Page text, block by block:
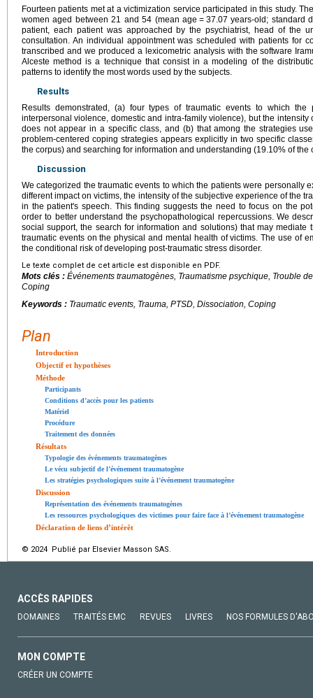
Fourteen patients met at a victimization service participated in this study.
women aged between 21 and 54 (mean age = 37.07 years-old; standard
patient, each patient was approached by the psychiatrist, head of the
consultation. An individual appointment was scheduled with patients for
transcribed and we produced a lexicometric analysis with the software
Alceste method is a technique that consist in a modeling of the
patterns to identify the most words used by the subjects.
Results
Results demonstrated, (a) four types of traumatic events to which the
interpersonal violence, domestic and intra-family violence), but the
does not appear in a specific class, and (b) that among the strategies
problem-centered coping strategies appears explicitly in two specific
the corpus) and searching for information and understanding (19.10% of the
Discussion
We categorized the traumatic events to which the patients were personally
different impact on victims, the intensity of the subjective experience of the
in the patient's speech. This finding suggests the need to focus on the
order to better understand the psychopathological repercussions. We
social support, the search for information and solutions) that may mediate
traumatic events on the physical and mental health of victims. The use of
the conditional risk of developing post-traumatic stress disorder.
Le texte complet de cet article est disponible en PDF.
Mots clés : Événements traumatogènes, Traumatisme psychique, Trouble
Coping
Keywords : Traumatic events, Trauma, PTSD, Dissociation, Coping
Plan
Introduction
Objectif et hypothèses
Méthode
Participants
Conditions d’accès pour les patients
Matériel
Procédure
Traitement des données
Résultats
Typologie des événements traumatogènes
Le vécu subjectif de l’événement traumatogène
Les stratégies psychologiques suite à l’événement traumatogène
Discussion
Représentation des événements traumatogènes
Les ressources psychologiques des victimes pour faire face à l’événement traumatogène
Déclaration de liens d’intérêt
© 2024 Publié par Elsevier Masson SAS.
ACCÈS RAPIDES
DOMAINES TRAITÉS EMC REVUES LIVRES NOS FORMULES
MON COMPTE
CRÉER UN COMPTE